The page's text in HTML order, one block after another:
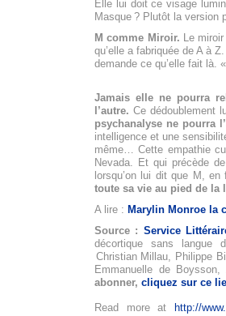
Elle lui doit ce visage
Masque ? Plutôt la version
M comme Miroir. Le
qu’elle a fabriquée de A à
demande ce qu’elle fait là.
Jamais elle ne pourra
l’autre. Ce dédoublement
psychanalyse ne pourra
intelligence et une
même… Cette empathie
Nevada. Et qui précède
lorsqu’on lui dit que M,
toute sa vie au pied de la
A lire : Marylin Monroe la
Source : Service
décortique sans langue
Christian Millau, Philippe
Emmanuelle de
abonner, cliquez sur ce
Read more at
http://